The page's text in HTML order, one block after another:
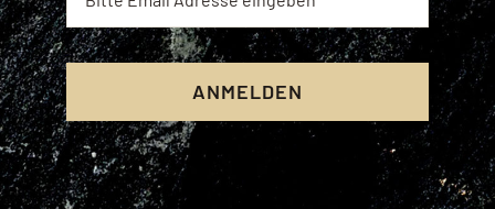
ANMELDEN